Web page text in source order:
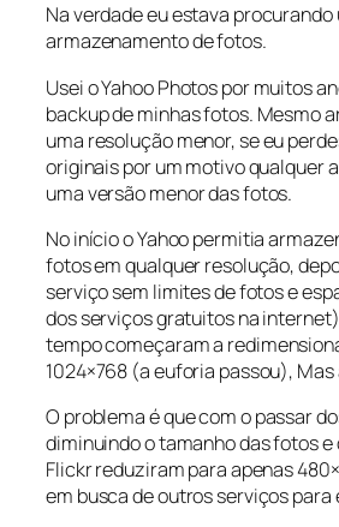
Na verdade eu estava
armazenamento de fotos.
Usei o Yahoo Photos por muitos
backup de minhas fotos. Mesmo
uma resolução menor, se eu
originais por um motivo qualquer
uma versão menor das fotos.
No início o Yahoo permitia
fotos em qualquer resolução,
serviço sem limites de fotos e
dos serviços gratuitos na
tempo começaram a
1024×768 (a euforia passou),
O problema é que com o passar
diminuindo o tamanho das fotos e
Flickr reduziram para apenas
em busca de outros serviços para